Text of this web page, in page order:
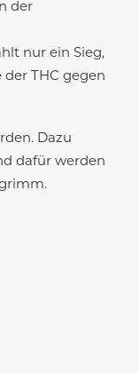
der
nur ein Sieg,
der THC gegen
Dazu
dafür werden